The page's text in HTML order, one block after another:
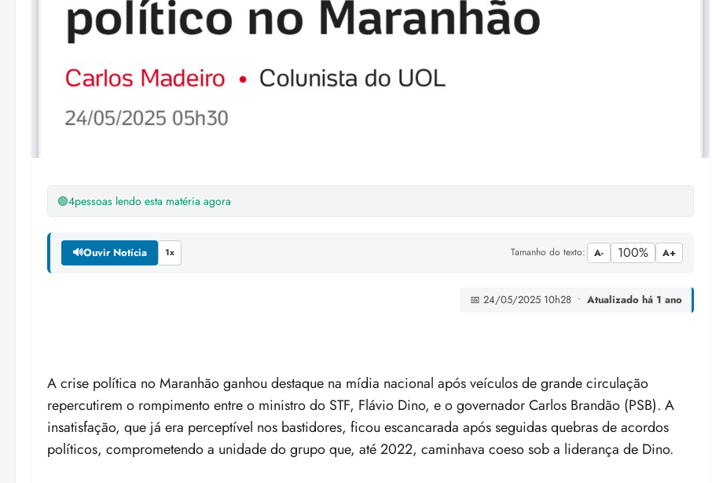
🟢4pessoas lendo esta matéria agora
🔊Ouvir Notícia 1x Tamanho do texto: A- 100% A+
📅 24/05/2025 10h28 • Atualizado há 1 ano
A crise política no Maranhão ganhou destaque na mídia nacional após veículos de grande circulação
repercutirem o rompimento entre o ministro do STF, Flávio Dino, e o governador Carlos Brandão (PSB). A
insatisfação, que já era perceptível nos bastidores, ficou escancarada após seguidas quebras de acordos
políticos, comprometendo a unidade do grupo que, até 2022, caminhava coeso sob a liderança de Dino.